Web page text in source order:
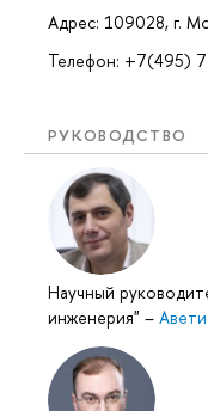
Адрес: 109028, г.
Телефон: +7(495)
РУКОВОДСТВО
Научный
инженерия" –